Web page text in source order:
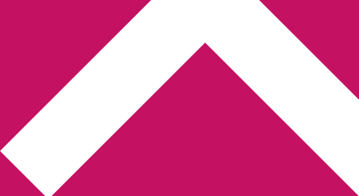
Kriminalroman Min tv-blogg
You are here: Archives for Massolit förlag
Recension: Återvändaren av
Buthler & Öhrlund
2012-12-02